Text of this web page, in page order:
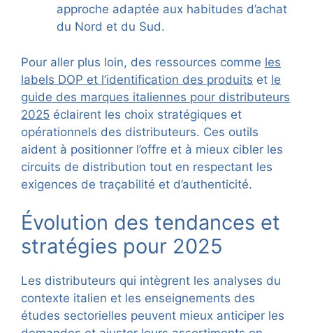
approche adaptée aux habitudes d’achat
du Nord et du Sud.
Pour aller plus loin, des ressources comme les
labels DOP et l’identification des produits et le
guide des marques italiennes pour distributeurs
2025 éclairent les choix stratégiques et
opérationnels des distributeurs. Ces outils
aident à positionner l’offre et à mieux cibler les
circuits de distribution tout en respectant les
exigences de traçabilité et d’authenticité.
Évolution des tendances et
stratégies pour 2025
Les distributeurs qui intègrent les analyses du
contexte italien et les enseignements des
études sectorielles peuvent mieux anticiper les